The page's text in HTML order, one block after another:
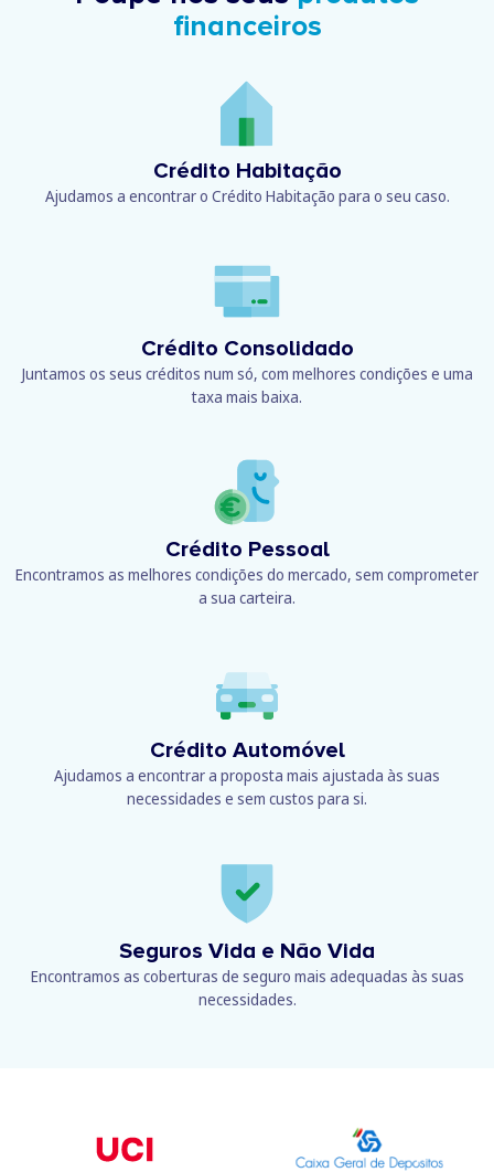
financeiros
Crédito Habitação
Ajudamos a encontrar o Crédito Habitação para o seu caso.
Crédito Consolidado
Juntamos os seus créditos num só, com melhores condições e uma
taxa mais baixa.
Crédito Pessoal
Encontramos as melhores condições do mercado, sem comprometer
a sua carteira.
Crédito Automóvel
Ajudamos a encontrar a proposta mais ajustada às suas
necessidades e sem custos para si.
Seguros Vida e Não Vida
Encontramos as coberturas de seguro mais adequadas às suas
necessidades.